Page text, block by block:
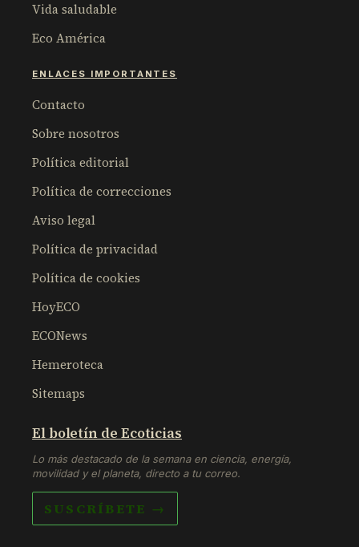
Vida saludable
Eco América
ENLACES IMPORTANTES
Contacto
Sobre nosotros
Política editorial
Política de correcciones
Aviso legal
Política de privacidad
Política de cookies
HoyECO
ECONews
Hemeroteca
Sitemaps
El boletín de Ecoticias
Lo más destacado de la semana en ciencia, energía,
movilidad y el planeta, directo a tu correo.
SUSCRÍBETE →